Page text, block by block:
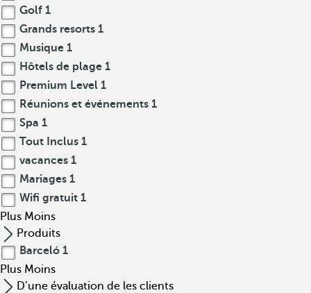
Golf 1
Grands resorts 1
Musique 1
Hôtels de plage 1
Premium Level 1
Réunions et événements 1
Spa 1
Tout Inclus 1
vacances 1
Mariages 1
Wifi gratuit 1
Plus Moins
Produits
Barceló 1
Plus Moins
D’une évaluation de les clients